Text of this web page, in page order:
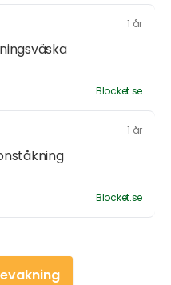
1 år
Blocket.se
1 år
Blocket.se